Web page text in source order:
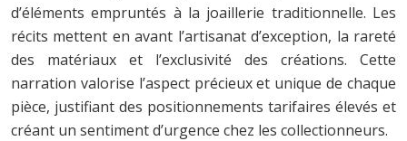
d’éléments empruntés à la joaillerie traditionnelle. Les
récits mettent en avant l’artisanat d’exception, la rareté
des matériaux et l’exclusivité des créations. Cette
narration valorise l’aspect précieux et unique de chaque
pièce, justifiant des positionnements tarifaires élevés et
créant un sentiment d’urgence chez les collectionneurs.